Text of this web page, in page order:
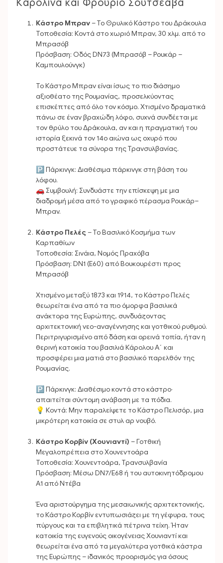
Καρολίνα και Φρούριο Σουτσεάβα
Κάστρο Μπραν – Το Θρυλικό Κάστρο του Δράκουλα
Τοποθεσία: Κοντά στο χωριό Μπραν, 30 χλμ. από το
Μπρασόβ
Πρόσβαση: Οδός DN73 (Μπρασόβ – Ρουκάρ –
Καμπουλούνγκ)
Το Κάστρο Μπραν είναι ίσως το πιο διάσημο
αξιοθέατο της Ρουμανίας, προσελκύοντας
επισκέπτες από όλο τον κόσμο. Χτισμένο δραματικά
πάνω σε έναν βραχώδη λόφο, συχνά συνδέεται με
τον θρύλο του Δράκουλα, αν και η πραγματική του
ιστορία ξεκινά τον 14ο αιώνα ως οχυρό που
προστάτευε τα σύνορα της Τρανσυλβανίας.
🅿️ Πάρκινγκ: Διαθέσιμα πάρκινγκ στη βάση του
λόφου.
🚗 Συμβουλή: Συνδυάστε την επίσκεψη με μια
διαδρομή μέσα από το γραφικό πέρασμα Ρουκάρ–
Μπραν.
Κάστρο Πελές – Το Βασιλικό Κοσμήμα των
Καρπαθίων
Τοποθεσία: Σινάια, Νομός Πραχόβα
Πρόσβαση: DN1 (E60) από Βουκουρέστι προς
Μπρασόβ
Χτισμένο μεταξύ 1873 και 1914, το Κάστρο Πελές
θεωρείται ένα από τα πιο όμορφα βασιλικά
ανάκτορα της Ευρώπης, συνδυάζοντας
αρχιτεκτονική νεο-αναγέννησης και γοτθικού ρυθμού.
Περιτριγυρισμένο από δάση και ορεινά τοπία, ήταν η
θερινή κατοικία του βασιλιά Κάρολου Α΄ και
προσφέρει μια ματιά στο βασιλικό παρελθόν της
Ρουμανίας.
🅿️ Πάρκινγκ: Διαθέσιμο κοντά στο κάστρο·
απαιτείται σύντομη ανάβαση με τα πόδια.
💡 Κοντά: Μην παραλείψετε το Κάστρο Πελισόρ, μια
μικρότερη κατοικία σε στυλ αρ νουβό.
Κάστρο Κορβίν (Χουνιαντί) – Γοτθική
Μεγαλοπρέπεια στο Χουνεντοάρα
Τοποθεσία: Χουνεντοάρα, Τρανσυλβανία
Πρόσβαση: Μέσω DN7/E68 ή του αυτοκινητόδρομου
A1 από Ντέβα
Ένα αριστούργημα της μεσαιωνικής αρχιτεκτονικής,
το Κάστρο Κορβίν εντυπωσιάζει με τη γέφυρα, τους
πύργους και τα επιβλητικά πέτρινα τείχη. Ήταν
κατοικία της ευγενούς οικογένειας Χουνιαντί και
θεωρείται ένα από τα μεγαλύτερα γοτθικά κάστρα
της Ευρώπης – ιδανικός προορισμός για όσους